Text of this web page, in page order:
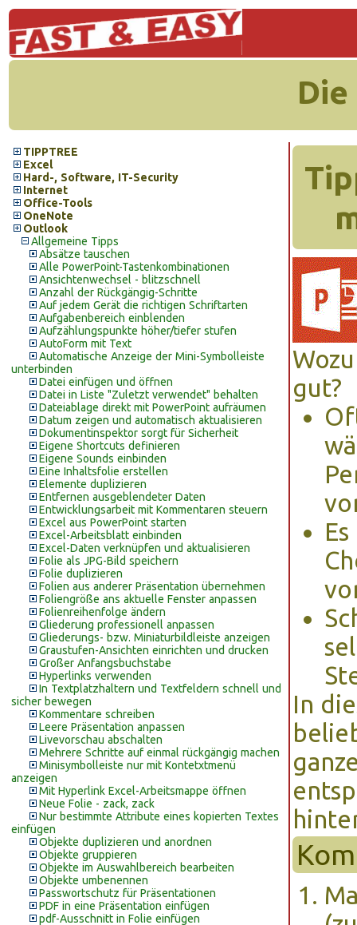
TIPPTREE
Excel
Hard-, Software, IT-Security
Internet
Office-Tools
OneNote
Outlook
Allgemeine Tipps
Absätze tauschen
Alle PowerPoint-Tastenkombinationen
Ansichtenwechsel - blitzschnell
Anzahl der Rückgängig-Schritte
Auf jedem Gerät die richtigen Schriftarten
Aufgabenbereich einblenden
Aufzählungspunkte höher/tiefer stufen
AutoForm mit Text
Automatische Anzeige der Mini-Symbolleiste
unterbinden
Datei einfügen und öffnen
Datei in Liste "Zuletzt verwendet" behalten
Dateiablage direkt mit PowerPoint aufräumen
Datum zeigen und automatisch aktualisieren
Dokumentinspektor sorgt für Sicherheit
Eigene Shortcuts definieren
Eigene Sounds einbinden
Eine Inhaltsfolie erstellen
Elemente duplizieren
Entfernen ausgeblendeter Daten
Entwicklungsarbeit mit Kommentaren steuern
Excel aus PowerPoint starten
Excel-Arbeitsblatt einbinden
Excel-Daten verknüpfen und aktualisieren
Folie als JPG-Bild speichern
Folie duplizieren
Folien aus anderer Präsentation übernehmen
Foliengröße ans aktuelle Fenster anpassen
Folienreihenfolge ändern
Gliederung professionell anpassen
Gliederungs- bzw. Miniaturbildleiste anzeigen
Graustufen-Ansichten einrichten und drucken
Großer Anfangsbuchstabe
Hyperlinks verwenden
In Textplatzhaltern und Textfeldern schnell und
sicher bewegen
Kommentare schreiben
Leere Präsentation anpassen
Livevorschau abschalten
Mehrere Schritte auf einmal rückgängig machen
Minisymbolleiste nur mit Kontetxtmenü
anzeigen
Mit Hyperlink Excel-Arbeitsmappe öffnen
Neue Folie - zack, zack
Nur bestimmte Attribute eines kopierten Textes
einfügen
Objekte duplizieren und anordnen
Objekte gruppieren
Objekte im Auswahlbereich bearbeiten
Objekte umbenennen
Passwortschutz für Präsentationen
PDF in eine Präsentation einfügen
pdf-Ausschnitt in Folie einfügen
gut?
In